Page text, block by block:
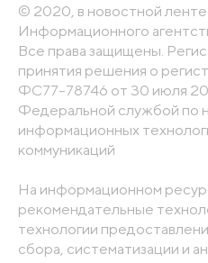
© 2020, в новостной
Информационного
Все права защищены.
принятия решения о
ФС77-78746 от 30 июля
Федеральной службой по
информационных
коммуникаций
На информационном
рекомендательные
технологии
сбора, систематизации и